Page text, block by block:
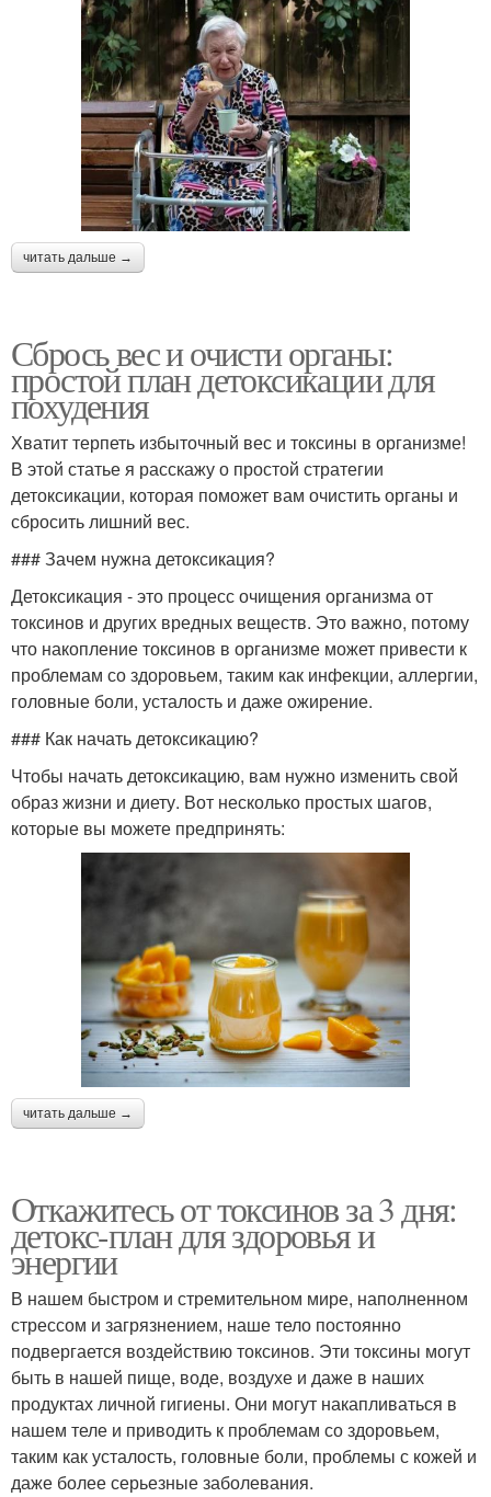
читать дальше →
Сбрось вес и очисти органы:
простой план детоксикации для
похудения
Хватит терпеть избыточный вес и токсины в организме!
В этой статье я расскажу о простой стратегии
детоксикации, которая поможет вам очистить органы и
сбросить лишний вес.
### Зачем нужна детоксикация?
Детоксикация - это процесс очищения организма от
токсинов и других вредных веществ. Это важно, потому
что накопление токсинов в организме может привести к
проблемам со здоровьем, таким как инфекции, аллергии,
головные боли, усталость и даже ожирение.
### Как начать детоксикацию?
Чтобы начать детоксикацию, вам нужно изменить свой
образ жизни и диету. Вот несколько простых шагов,
которые вы можете предпринять:
читать дальше →
Откажитесь от токсинов за 3 дня:
детокс-план для здоровья и
энергии
В нашем быстром и стремительном мире, наполненном
стрессом и загрязнением, наше тело постоянно
подвергается воздействию токсинов. Эти токсины могут
быть в нашей пище, воде, воздухе и даже в наших
продуктах личной гигиены. Они могут накапливаться в
нашем теле и приводить к проблемам со здоровьем,
таким как усталость, головные боли, проблемы с кожей и
даже более серьезные заболевания.